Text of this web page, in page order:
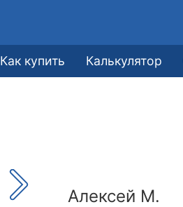
Как купить Калькулятор
Алексей М.